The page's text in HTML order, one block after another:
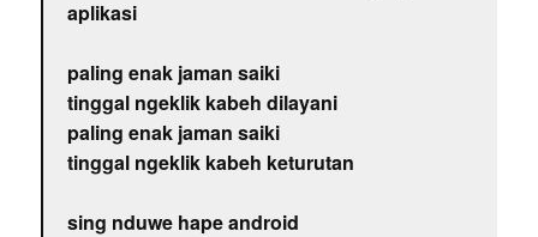
aplikasi
paling enak jaman saiki
tinggal ngeklik kabeh dilayani
paling enak jaman saiki
tinggal ngeklik kabeh keturutan
sing nduwe hape android